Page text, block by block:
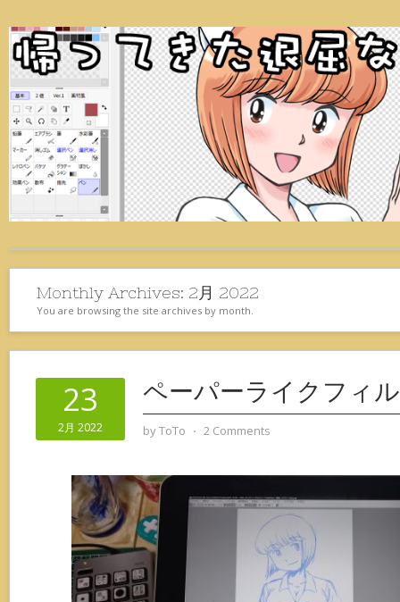
Monthly Archives: 2月 2022
You are browsing the site archives by month.
23
2月 2022
ペーパーライクフィ
byToTo ⋅ 2 Comments